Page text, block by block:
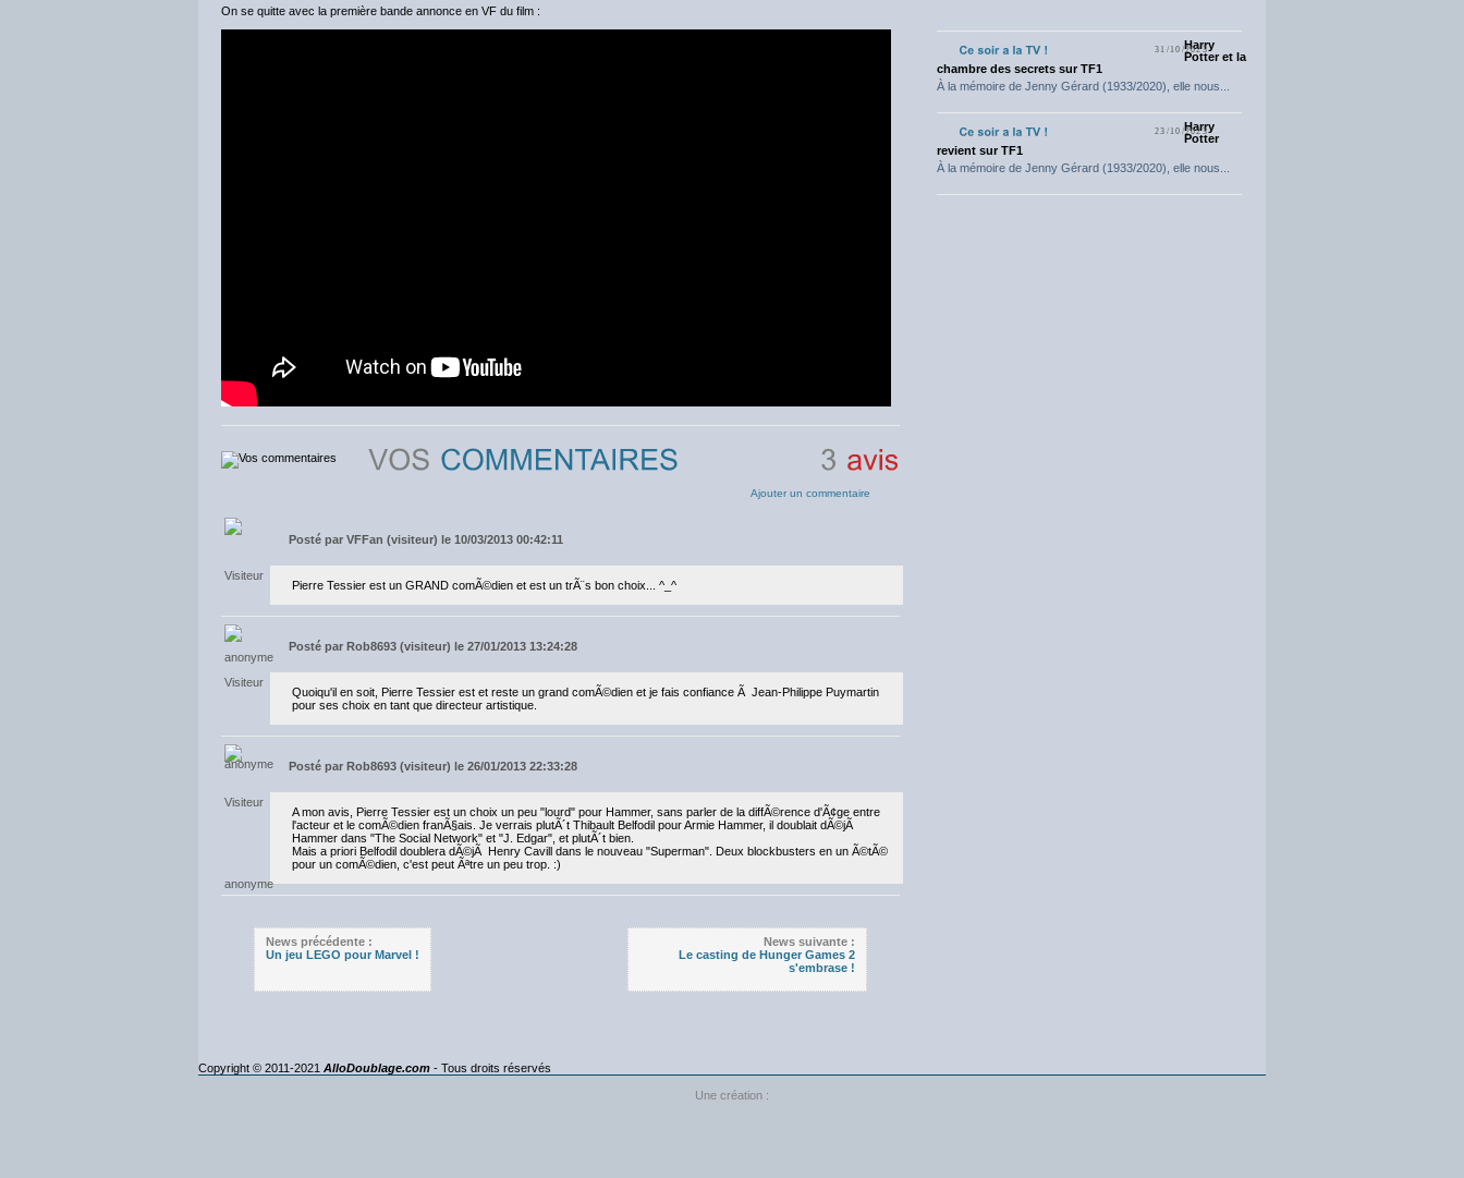
On se quitte avec la première bande annonce en VF du film :
Ajouter un commentaire
Posté par VFFan (visiteur) le 10/03/2013 00:42:11
Pierre Tessier est un GRAND comÃ©dien et est un trÃ¨s bon choix... ^_^
Posté par Rob8693 (visiteur) le 27/01/2013 13:24:28
Quoiqu'il en soit, Pierre Tessier est et reste un grand comÃ©dien et je fais confiance Ã Jean-Philippe Puymartin
pour ses choix en tant que directeur artistique.
Posté par Rob8693 (visiteur) le 26/01/2013 22:33:28
A mon avis, Pierre Tessier est un choix un peu "lourd" pour Hammer, sans parler de la diffÃ©rence d'Ã¢ge entre
l'acteur et le comÃ©dien franÃ§ais. Je verrais plutÃ´t Thibault Belfodil pour Armie Hammer, il doublait dÃ©jÃ
Hammer dans "The Social Network" et "J. Edgar", et plutÃ´t bien.
Mais a priori Belfodil doublera dÃ©jÃ Henry Cavill dans le nouveau "Superman". Deux blockbusters en un Ã©tÃ©
pour un comÃ©dien, c'est peut Ãªtre un peu trop. :)
News précédente :
Un jeu LEGO pour Marvel !
News suivante :
Le casting de Hunger Games 2
s'embrase !
31/10/2023
Harry
Potter et la
chambre des secrets sur TF1
À la mémoire de Jenny Gérard (1933/2020), elle nous...
23/10/2023
Harry
Potter
revient sur TF1
À la mémoire de Jenny Gérard (1933/2020), elle nous...
Copyright © 2011-2021 AlloDoublage.com - Tous droits réservés
Une création :